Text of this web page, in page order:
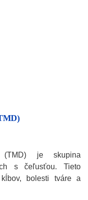
(TMD) je skupina
s čeľusťou. Tieto
bolesti tváre a